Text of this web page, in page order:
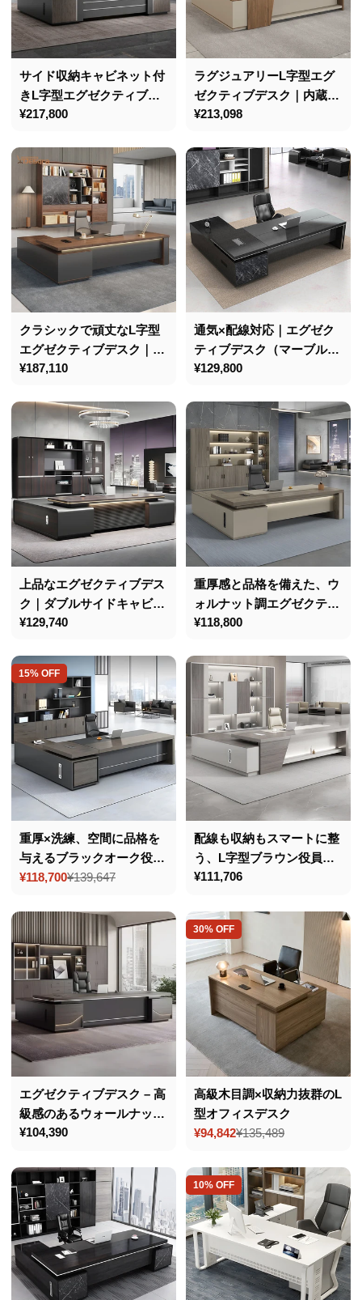
サイド収納キャビネット付
きL字型エグゼクティブデ
スク｜耐摩耗・ダイヤル錠
通
価
格
¥217,800
ラグジュアリーL字型エグ
ゼクティブデスク｜内蔵
LED照明・ケーブル整理機
通
価
格
¥213,098
クラシックで頑丈なL字型
エグゼクティブデスク｜
LEDライト・3桁ダイヤル
通
価
格
¥187,110
通気×配線対応｜エグゼク
ティブデスク（マーブル調
×大容量収納×カスタマイズ
通
価
格
¥129,800
上品なエグゼクティブデス
ク｜ダブルサイドキャビネ
ット｜三桁ダイヤル錠付き
通
価
格
¥129,740
重厚感と品格を備えた、ウ
ォルナット調エグゼクティ
ブデスク
通
価
¥118,800
15% OFF
重厚×洗練、空間に品格を
与えるブラックオーク役員
デスクセット
セ
ル
価
格
¥118,700
通
価
格
¥139,647
配線も収納もスマートに整
う、L字型ブラウン役員デ
スク
通
価
格
¥111,706
エグゼクティブデスク – 高
級感のあるウォールナット
＆グレー、L字型デザイ
備えたデスク
通
価
格
¥104,390
30% OFF
高級木目調×収納力抜群のL
型オフィスデスク
セ
ル
価
格
¥94,842
通
価
格
¥135,489
10% OFF